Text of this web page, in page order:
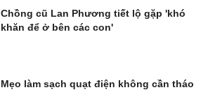
Chồng cũ Lan Phương tiết lộ gặp 'khó
khăn để ở bên các con'
Mẹo làm sạch quạt điện không cần tháo